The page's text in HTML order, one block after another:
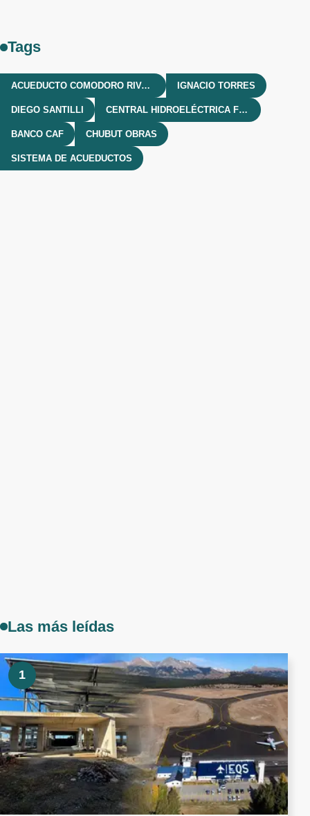
Tags
ACUEDUCTO COMODORO RIVADAVIA IGNACIO TORRES
DIEGO SANTILLI CENTRAL HIDROELÉCTRICA FUTALEUFÚ
BANCO CAF CHUBUT OBRAS
SISTEMA DE ACUEDUCTOS
Las más leídas
1